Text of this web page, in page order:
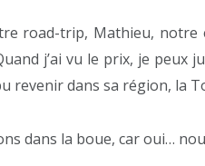
road-trip, Mathieu, notre
j’ai vu le prix, je peux
revenir dans sa région, la
dans la boue, car oui…